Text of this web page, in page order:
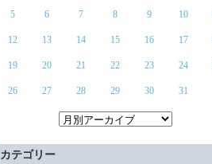
5 6 7 8 9 10
12 13 14 15 16 17
19 20 21 22 23 24
26 27 28 29 30 31
カテゴリー